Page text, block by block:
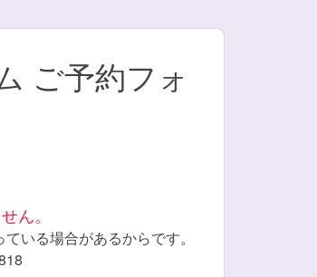
ご予約フォ
ん。
いる場合があるからです。